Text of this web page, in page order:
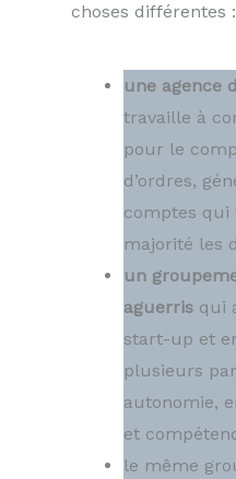
choses différentes :
une agence
travaille à
pour le
d’ordres,
comptes qui
majorité les
un
aguerris qui
start-up et
plusieurs
autonomie,
et
le même